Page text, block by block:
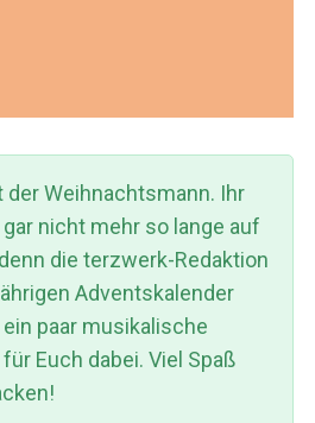
der Weihnachtsmann. Ihr
nicht mehr so lange auf
die terzwerk-Redaktion
Adventskalender
paar musikalische
Euch dabei. Viel Spaß